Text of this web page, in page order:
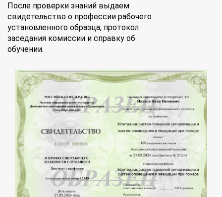
Как проходит обучение?
📚Электронные материалы– все пособия
доступны онлайн
самостоятельно
📝Онлайн-тестирование– сдавайте
экзамены без стресса
✉Быстрая выдача документов–
удостоверение придет по почте
После проверки знаний выдаем
свидетельство о профессии рабочего
установленного образца, протокол
заседания комиссии и справку об
обучении.